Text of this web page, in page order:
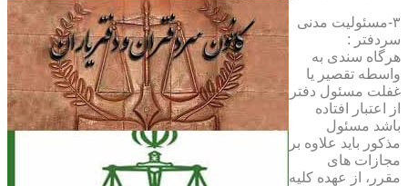
۳-مسئولیت مدنی
سردفتر :
هرگاه سندی به
واسطه تقصیر یا
غفلت مسئول دفتر
از اعتبار افتاده
باشد مسئول
مذکور باید علاوه بر
مجازات های
مقرر، از عهده کلیه